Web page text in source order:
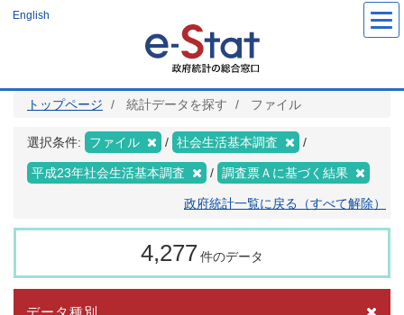
ツ
English
トップページ 統計データを探す ファイル
選択条件: ファイル 社会生活基本調査
平成23年社会生活基本調査 調査票Ａに基づく結果
政府統計一覧に戻る（すべて解除）
4,277件のデータ